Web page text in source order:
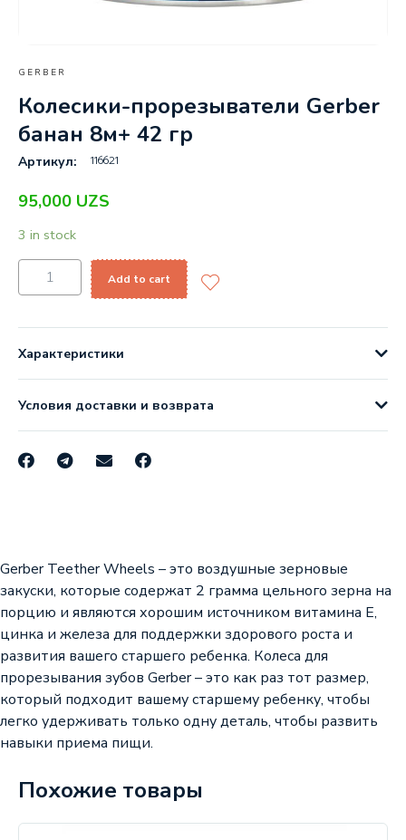
GERBER
Колесики-прорезыватели Gerber
банан 8м+ 42 гр
Артикул: 116621
95,000 UZS
3 in stock
Add to cart
Характеристики
Условия доставки и возврата
Gerber Teether Wheels – это воздушные зерновые
закуски, которые содержат 2 грамма цельного зерна на
порцию и являются хорошим источником витамина Е,
цинка и железа для поддержки здорового роста и
развития вашего старшего ребенка. Колеса для
прорезывания зубов Gerber – это как раз тот размер,
который подходит вашему старшему ребенку, чтобы
легко удерживать только одну деталь, чтобы развить
навыки приема пищи.
Похожие товары